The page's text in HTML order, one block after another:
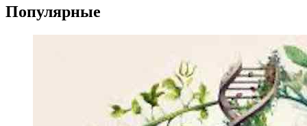
Популярные